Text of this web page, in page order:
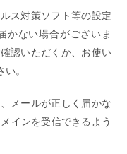
ス対策ソフト等の設定
かない場合がございま
認いただくか、お使い
。
メールが正しく届かな
インを受信できるよう